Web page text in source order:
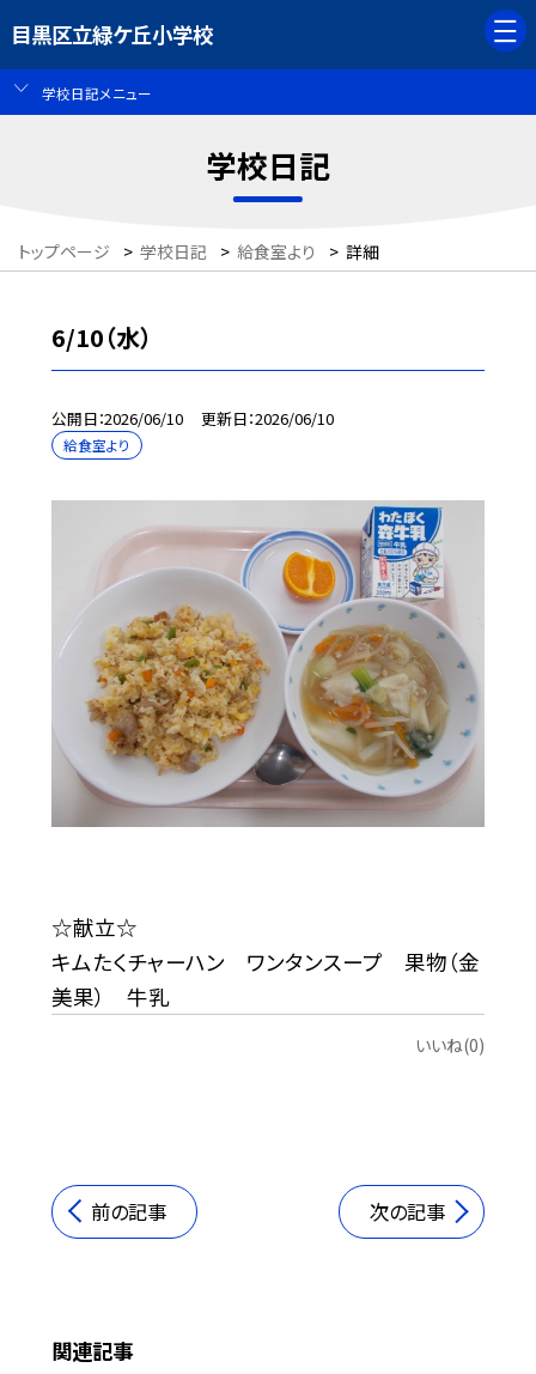
目黒区立緑ケ丘小学校
学校日記メニュー
学校日記
トップページ > 学校日記 > 給食室より > 詳細
6/10（水）
公開日 2026/06/10 更新日 2026/06/10
給食室より
☆献立☆
キムたくチャーハン ワンタンスープ 果物（金
美果） 牛乳
いいね(0)
前の記事 次の記事
関連記事